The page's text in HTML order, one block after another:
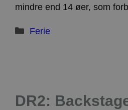
mindre end 14 øer, som
Kategorier
Ferie
DR2: